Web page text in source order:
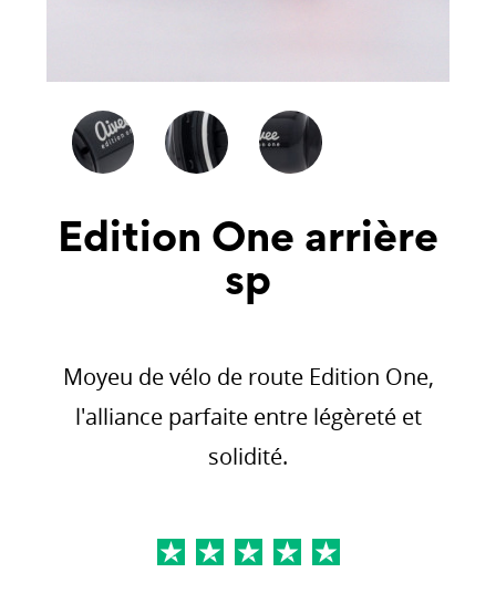
Edition One arrière
sp
Moyeu de vélo de route Edition One,
l'alliance parfaite entre légèreté et
solidité.